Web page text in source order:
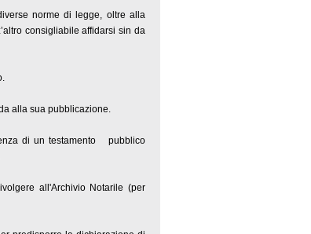
norme di legge, oltre alla
consigliabile affidarsi sin da
alla sua pubblicazione.
di un testamento pubblico
all'Archivio Notarile (per